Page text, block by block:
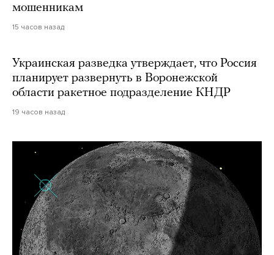
мошенникам
15 часов назад
Украинская разведка утверждает, что Россия
планирует развернуть в Воронежской
области ракетное подразделение КНДР
19 часов назад